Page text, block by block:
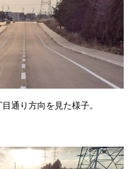
通り方向を見た様子。